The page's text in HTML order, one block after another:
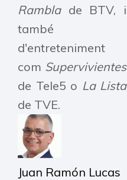
Ramblade BTV, i
també
d'entreteniment
com Supervivientes
de Tele5 o La Lista
de TVE.
Juan Ramón Lucas